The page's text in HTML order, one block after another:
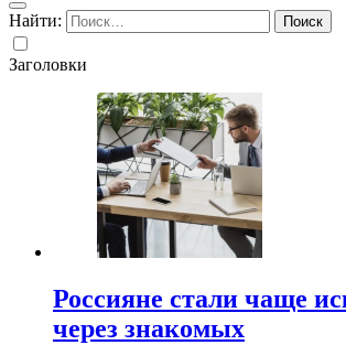
Найти:
Заголовки
Россияне стали чаще
через знакомых